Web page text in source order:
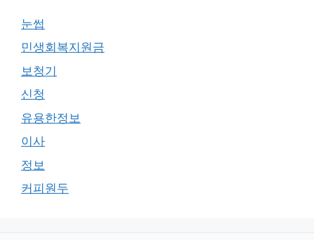
눈썹
민생회복지원금
보청기
신청
유용한정보
이사
정보
커피원두